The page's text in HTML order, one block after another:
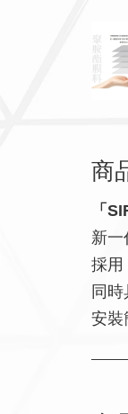
商
「
新一
採用
同
安裝